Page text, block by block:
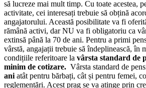
să lucreze mai mult timp. Cu toate acestea,
activitate, cei interesați trebuie să obțină
angajatorului. Această posibilitate va fi
rămână activi, dar NU va fi obligatoriu ca
extinsă până la 70 de ani. Pentru a primi
vârstă, angajații trebuie să îndeplinească, în
condițiile referitoare la vârsta standard de
minim de cotizare. Vârsta standard de
ani atât pentru bărbați, cât și pentru femei,
reglementări. Acest prag se va atinge prin